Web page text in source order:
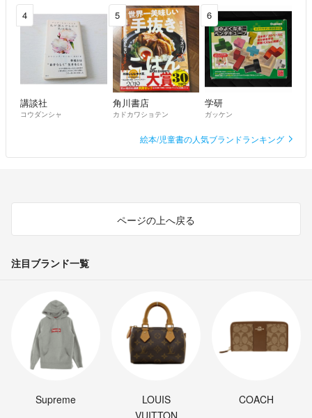
4
講談社
コウダンシャ
5
角川書店
カドカワショテン
6
学研
ガッケン
絵本/児童書の人気ブランドランキング
ページの上へ戻る
注目ブランド一覧
Supreme
LOUIS
COACH